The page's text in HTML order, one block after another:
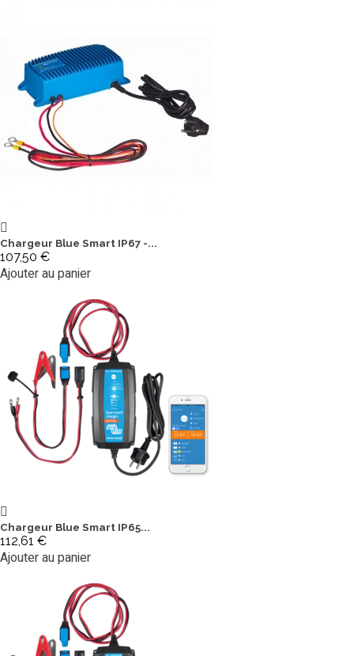
Chargeur Blue Smart IP67 -...
107,50 €
Ajouter au panier
Chargeur Blue Smart IP65...
112,61 €
Ajouter au panier